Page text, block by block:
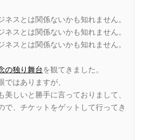
ネスとは関係ないかも知れません。
ネスとは関係ないかも知れません。
ネスとは関係ないかも知れません。
の独り舞台を観てきました。
はありますが、
美しいと勝手に言っておりまして、
で、チケットをゲットして行ってき